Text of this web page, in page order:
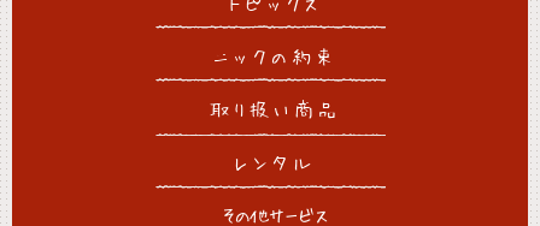
ニックの約束
取り扱い商品
レンタル
その他サービス